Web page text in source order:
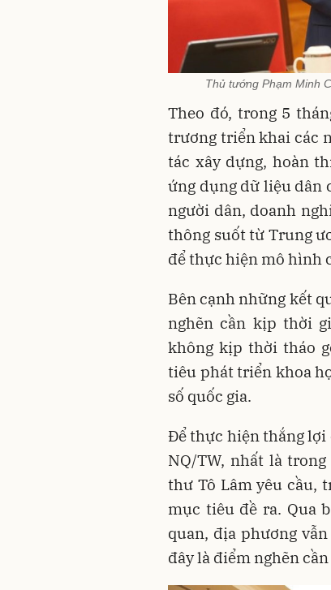
Thủ tướng Phạm Minh
Theo đó, trong 5
trương triển khai các
tác xây dựng, hoàn
ứng dụng dữ liệu dân
người dân, doanh
thông suốt từ Trung
để thực hiện mô hình
Bên cạnh những kết
nghẽn cần kịp thời
không kịp thời tháo
tiêu phát triển khoa
số quốc gia.
Để thực hiện thắng lợi
NQ/TW, nhất là
thư Tô Lâm yêu cầu,
mục tiêu đề ra. Qua
quan, địa phương
đây là điểm nghẽn